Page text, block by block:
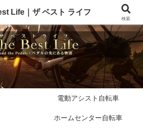
電動アシスト自転車
ホームセンター自転車
Life｜ザ ベスト ライフ
検索